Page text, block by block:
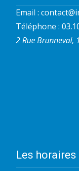
Email :
Téléphone :
2 Rue Brunneval,
Les horaires